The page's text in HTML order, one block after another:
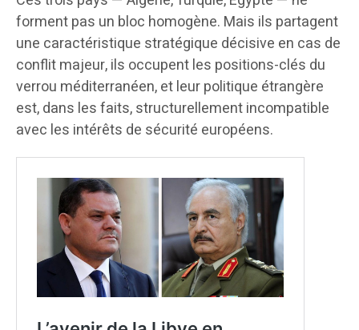
forment pas un bloc homogène. Mais ils partagent
une caractéristique stratégique décisive en cas de
conflit majeur, ils occupent les positions-clés du
verrou méditerranéen, et leur politique étrangère
est, dans les faits, structurellement incompatible
avec les intérêts de sécurité européens.